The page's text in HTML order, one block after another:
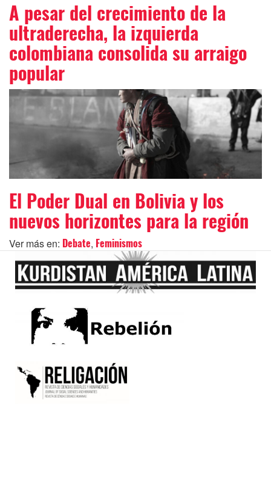
A pesar del crecimiento de la
ultraderecha, la izquierda
colombiana consolida su arraigo
popular
El Poder Dual en Bolivia y los
nuevos horizontes para la región
Ver más en: Debate, Feminismos